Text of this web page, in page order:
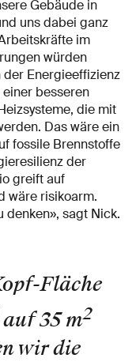
Gebäude in
uns dabei ganz
im
würden
Energieeffizienz
besseren
die mit
Das wäre ein
fossile Brennstoffe
der
greift auf
wäre risikoarm.
denken», sagt Nick.
Fläche
auf 35 m2
wir die